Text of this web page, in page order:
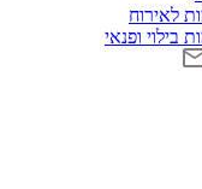
לאירוח
בילוי ופנאי